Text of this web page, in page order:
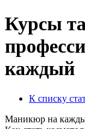
Курсы
каждый
К списку
Маникюр на